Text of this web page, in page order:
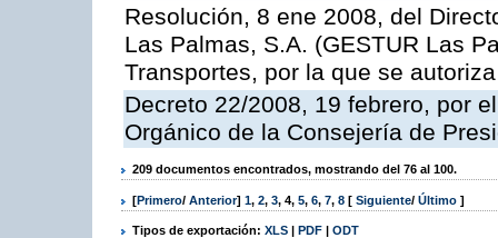
Resolución, 8 ene 2008, del
Las Palmas, S.A. (GESTUR Las
Transportes, por la que se
Decreto 22/2008, 19 febrero, por
Orgánico de la Consejería de
209 documentos encontrados, mostrando del 76 al 100.
[Primero/ Anterior] 1, 2, 3, 4, 5, 6, 7, 8 [ Siguiente/ Último ]
Tipos de exportación: XLS | PDF | ODT